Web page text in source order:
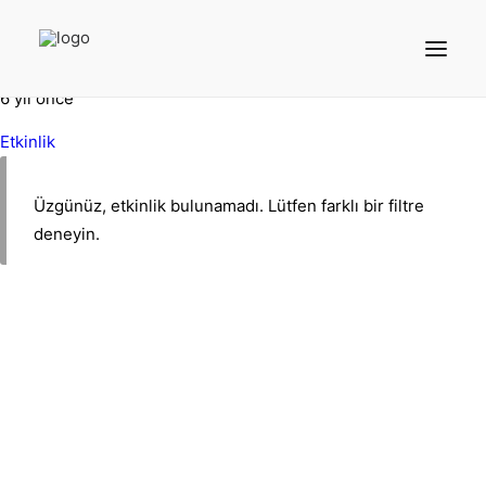
6 yıl önce
Etkinlik
Üzgünüz, etkinlik bulunamadı. Lütfen farklı bir filtre
deneyin.